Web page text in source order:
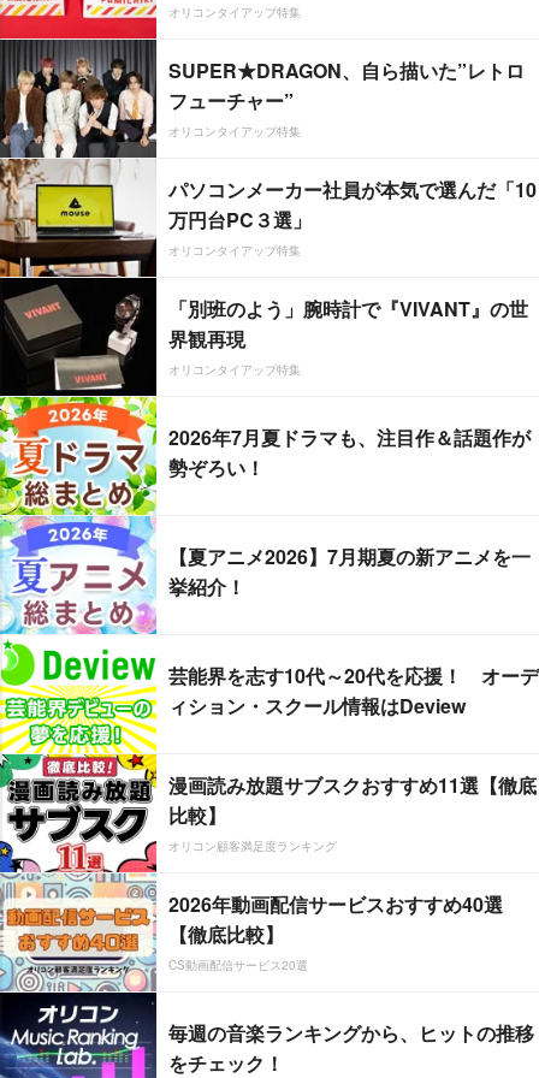
オリコンタイアップ特集
SUPER★DRAGON、自ら描いた”レトロ
フューチャー”
オリコンタイアップ特集
パソコンメーカー社員が本気で選んだ「10
万円台PC３選」
オリコンタイアップ特集
「別班のよう」腕時計で『VIVANT』の世
界観再現
オリコンタイアップ特集
2026年7月夏ドラマも、注目作＆話題作が
勢ぞろい！
【夏アニメ2026】7月期夏の新アニメを一
挙紹介！
芸能界を志す10代～20代を応援！ オーデ
ィション・スクール情報はDeview
漫画読み放題サブスクおすすめ11選【徹底
比較】
オリコン顧客満足度ランキング
2026年動画配信サービスおすすめ40選
【徹底比較】
CS動画配信サービス20選
毎週の音楽ランキングから、ヒットの推移
をチェック！